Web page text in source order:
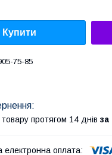
Купити
75-85
протягом 14 днів